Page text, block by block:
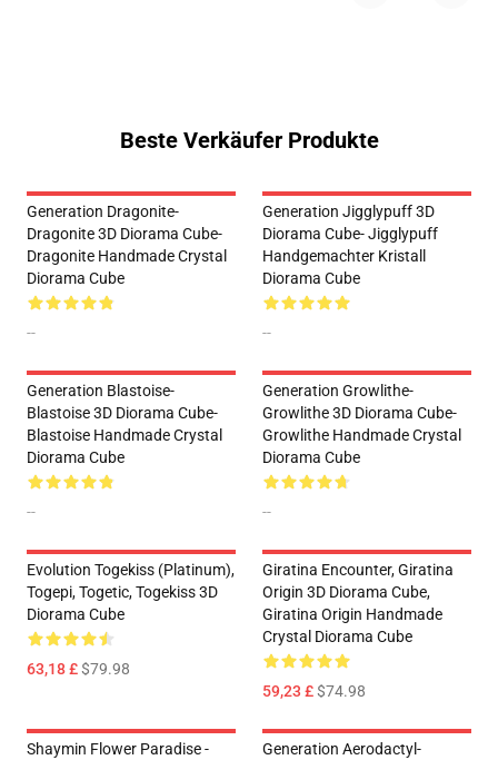
Beste Verkäufer Produkte
Generation Dragonite-
Dragonite 3D Diorama Cube-
Dragonite Handmade Crystal
Diorama Cube
--
Generation Jigglypuff 3D
Diorama Cube- Jigglypuff
Handgemachter Kristall
Diorama Cube
--
Generation Blastoise-
Blastoise 3D Diorama Cube-
Blastoise Handmade Crystal
Diorama Cube
--
Generation Growlithe-
Growlithe 3D Diorama Cube-
Growlithe Handmade Crystal
Diorama Cube
--
Evolution Togekiss (Platinum),
Togepi, Togetic, Togekiss 3D
Diorama Cube
63,18 £$79.98
Giratina Encounter, Giratina
Origin 3D Diorama Cube,
Giratina Origin Handmade
Crystal Diorama Cube
59,23 £$74.98
Shaymin Flower Paradise -
Generation Aerodactyl-